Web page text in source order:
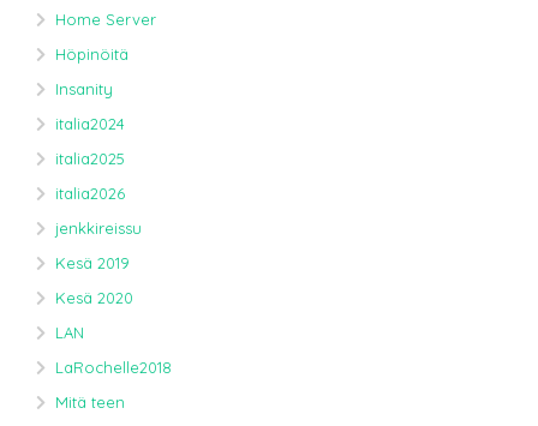
Home Server
Höpinöitä
Insanity
italia2024
italia2025
italia2026
jenkkireissu
Kesä 2019
Kesä 2020
LAN
LaRochelle2018
Mitä teen